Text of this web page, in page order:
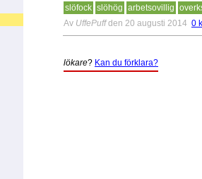
slöfock slöhög arbetsovillig
Av UffePuff den 20 augusti 2014 0
lökare? Kan du förklara?